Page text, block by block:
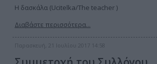
Η δασκάλα (Ucitelka/The teacher )
Διαβάστε περισσότερα...
Παρασκευή, 21 Ιουλίου 2017 14:58